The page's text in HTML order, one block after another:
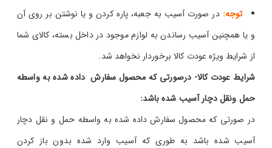
توجه: در صورت آسیب به جعبه، پاره کردن و یا نوشتن بر روی آن
و یا همچنین آسیب رساندن به لوازم موجود در داخل بسته، کالای شما
از شرایط ویژه عودت کالا برخوردار نخواهد شد.
شرایط عودت کالا- درصورتی که محصول سفارش داده شده به واسطه
حمل ونقل دچار آسیب شده باشد:
در صورتی که محصول سفارش داده شده به واسطه حمل و نقل دچار
آسیب شده باشد به طوری که آسیب وارد شده بدون باز کردن